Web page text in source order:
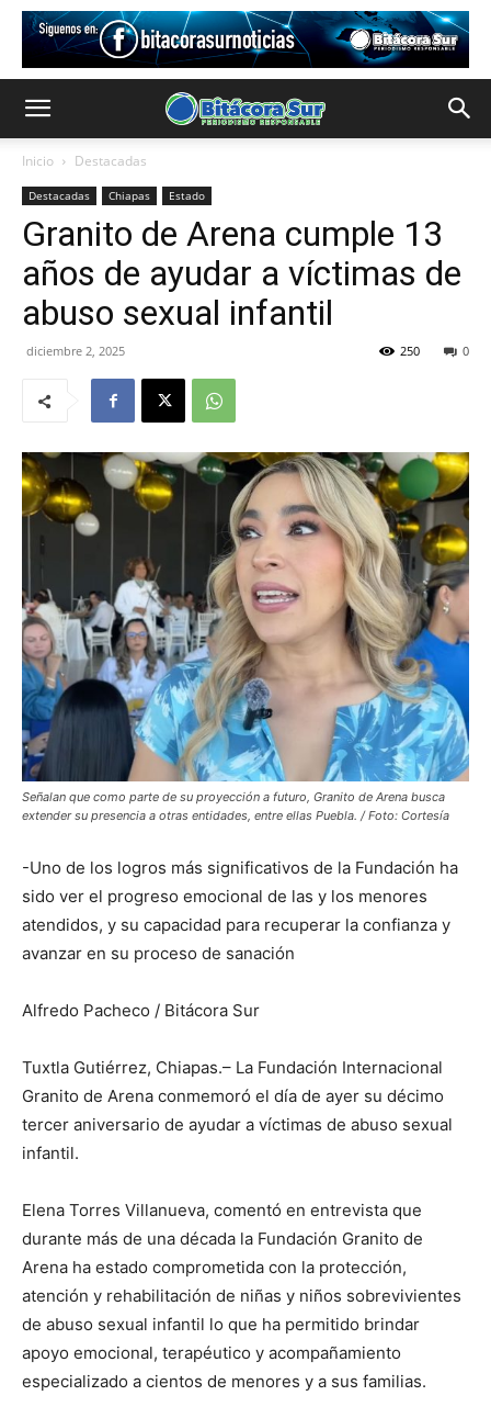
Inicio Destacadas
Destacadas Chiapas Estado
Granito de Arena cumple 13
años de ayudar a víctimas de
abuso sexual infantil
diciembre 2, 2025 0
250
Señalan que como parte de su proyección a futuro, Granito de Arena busca
extender su presencia a otras entidades, entre ellas Puebla. / Foto: Cortesía
-Uno de los logros más significativos de la Fundación ha
sido ver el progreso emocional de las y los menores
atendidos, y su capacidad para recuperar la confianza y
avanzar en su proceso de sanación
Alfredo Pacheco / Bitácora Sur
Tuxtla Gutiérrez, Chiapas.– La Fundación Internacional
Granito de Arena conmemoró el día de ayer su décimo
tercer aniversario de ayudar a víctimas de abuso sexual
infantil.
Elena Torres Villanueva, comentó en entrevista que
durante más de una década la Fundación Granito de
Arena ha estado comprometida con la protección,
atención y rehabilitación de niñas y niños sobrevivientes
de abuso sexual infantil lo que ha permitido brindar
apoyo emocional, terapéutico y acompañamiento
especializado a cientos de menores y a sus familias.